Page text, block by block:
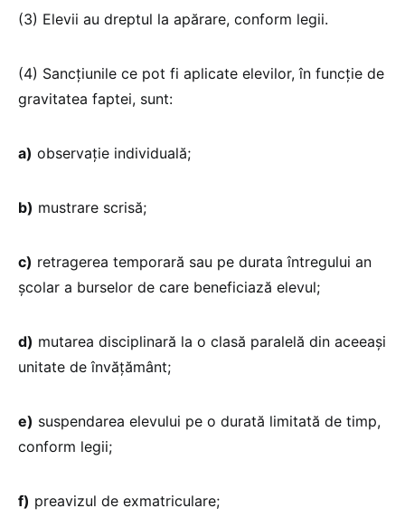
(3) Elevii au dreptul la apărare, conform legii.
(4) Sancțiunile ce pot fi aplicate elevilor, în funcție de
gravitatea faptei, sunt:
a) observație individuală;
b) mustrare scrisă;
c) retragerea temporară sau pe durata întregului an
școlar a burselor de care beneficiază elevul;
d) mutarea disciplinară la o clasă paralelă din aceeași
unitate de învățământ;
e) suspendarea elevului pe o durată limitată de timp,
conform legii;
f) preavizul de exmatriculare;